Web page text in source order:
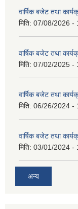
वार्षिक बजेट तथा
मिति: 07/08/2026 -
वार्षिक बजेट तथा
मिति: 07/02/2025 -
वार्षिक बजेट तथा
मिति: 06/26/2024 -
वार्षिक बजेट तथा
मिति: 03/01/2024 -
अन्य